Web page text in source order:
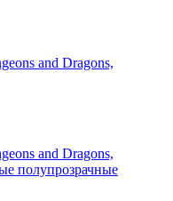
and Dragons,
and Dragons,
полупрозрачные